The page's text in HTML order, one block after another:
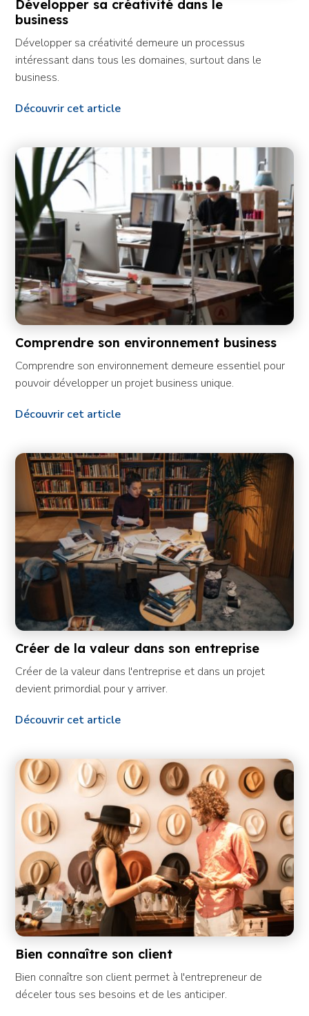
Développer sa créativité dans le
business
Développer sa créativité demeure un processus
intéressant dans tous les domaines, surtout dans le
business.
Découvrir cet article
Comprendre son environnement business
Comprendre son environnement demeure essentiel pour
pouvoir développer un projet business unique.
Découvrir cet article
Créer de la valeur dans son entreprise
Créer de la valeur dans l'entreprise et dans un projet
devient primordial pour y arriver.
Découvrir cet article
Bien connaître son client
Bien connaître son client permet à l'entrepreneur de
déceler tous ses besoins et de les anticiper.